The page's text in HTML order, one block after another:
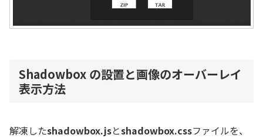
Shadowbox の設置と画像のオーバーレイ
表示方法
解凍したshadowbox.jsとshadowbox.cssファイルを、